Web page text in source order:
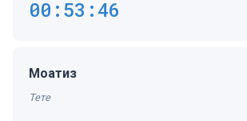
00:53:47
Моатиз
Тете